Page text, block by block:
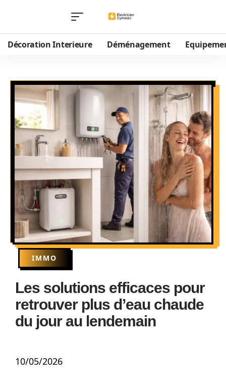
Décoration Interieure Déménagement
IMMO
Les solutions efficaces pour
retrouver plus d’eau chaude
du jour au lendemain
10/05/2026